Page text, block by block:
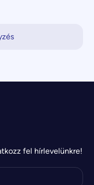
fel hírlevelünkre!